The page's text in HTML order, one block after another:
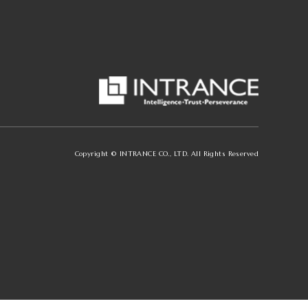
Copyright © INTRANCE CO., LTD. All Rights Reserved